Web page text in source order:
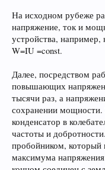
На исходном рубеже
напряжение, ток и
устройства, например,
W=IU =const.
Далее, посредством
повышающих
тысячи раз, а
сохранении мощности.
конденсатор в
частоты и
пробойником, который
максимума